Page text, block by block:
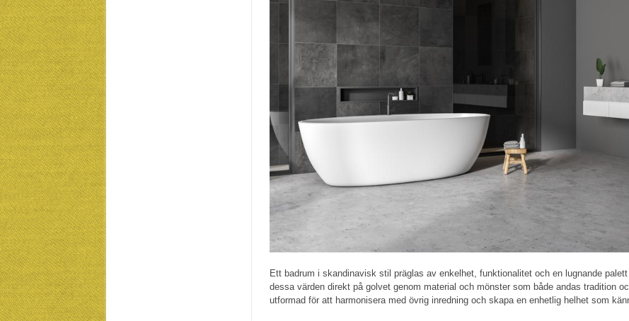
Ett badrum i skandinavisk stil präglas av enkelhet, funktionalitet och en lugnande
dessa värden direkt på golvet genom material och mönster som både andas tradition
utformad för att harmonisera med övrig inredning och skapa en enhetlig helhet som